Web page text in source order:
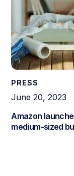
PRESS
June 20, 2023
Amazon
medium-sized